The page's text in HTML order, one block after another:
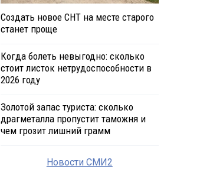
Создать новое СНТ на месте старого
станет проще
Когда болеть невыгодно: сколько
стоит листок нетрудоспособности в
2026 году
Золотой запас туриста: сколько
драгметалла пропустит таможня и
чем грозит лишний грамм
Новости СМИ2